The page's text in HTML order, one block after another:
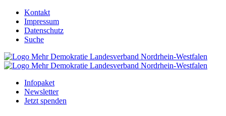
Kontakt
Impressum
Datenschutz
Suche
Infopaket
Newsletter
Jetzt spenden